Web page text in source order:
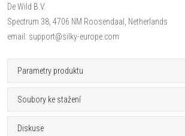
De Wild B.V.
Spectrum 38, 4706 NM Roosendaal, Netherlands
email: support@silky-europe.com
Parametry produktu
Soubory ke stažení
Diskuse